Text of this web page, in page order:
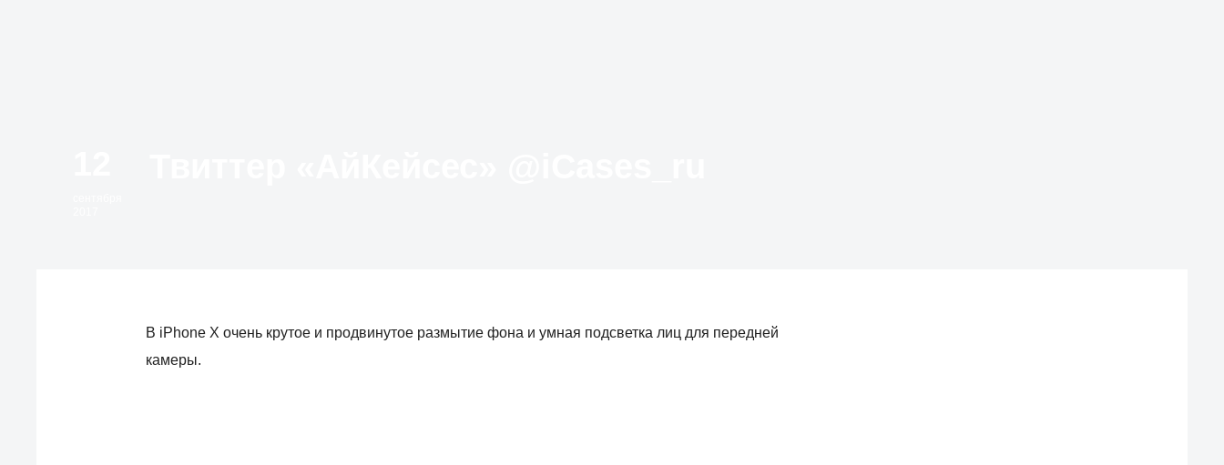
В iPhone X очень крутое и продвинутое размытие фона и умная подсветка лиц для передней
камеры.